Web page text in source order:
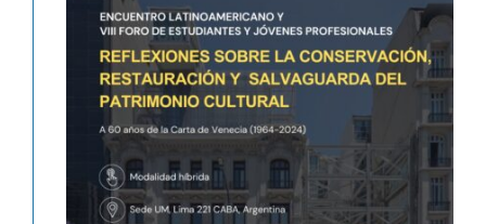
60º ANIVERSARIO DE LA CARTA DE
VENECIA – CARTA
INTERNACIONAL SOBRE LA
CONSERVACIÓN Y LA
RESTAURACIÓN DE
MONUMENTOS Y SITIOS